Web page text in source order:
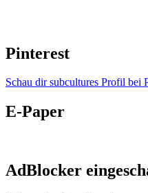
Pinterest
Schau dir subcultures Profil bei
E-Paper
AdBlocker